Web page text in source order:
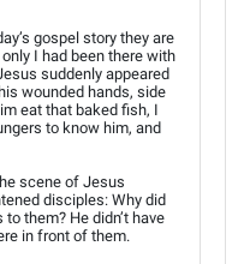
gospel story they are
I had been there with
suddenly appeared
wounded hands, side
eat that baked fish, I
to know him, and
scene of Jesus
disciples: Why did
them? He didn’t have
in front of them.